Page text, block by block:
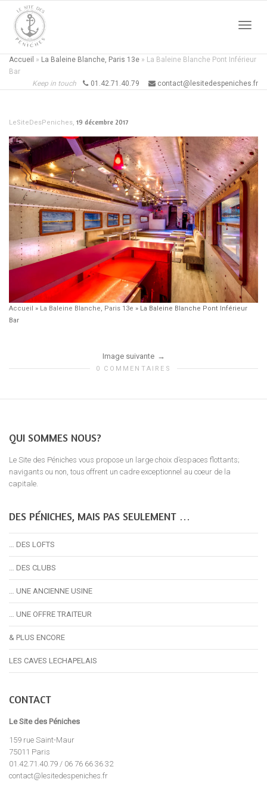
Accueil » La Baleine Blanche, Paris 13e » La Baleine Blanche Pont Inférieur
Bar
Keep in touch
01.42.71.40.79 contact@lesitedespeniches.fr
LeSiteDesPeniches, 19 décembre 2017
Accueil » La Baleine Blanche, Paris 13e » La Baleine Blanche Pont Inférieur
Bar
Image suivante
0 COMMENTAIRES
QUI SOMMES NOUS?
Le Site des Péniches vous propose un large choix d’espaces flottants;
navigants ou non, tous offrent un cadre exceptionnel au coeur de la
capitale.
DES PÉNICHES, MAIS PAS SEULEMENT …
… DES LOFTS
… DES CLUBS
… UNE ANCIENNE USINE
… UNE OFFRE TRAITEUR
& PLUS ENCORE
LES CAVES LECHAPELAIS
CONTACT
Le Site des Péniches
159 rue Saint-Maur
75011 Paris
01.42.71.40.79 / 06 76 66 36 32
contact@lesitedespeniches.fr